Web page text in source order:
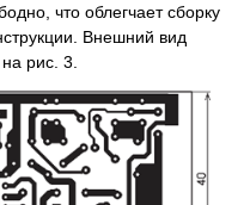
что облегчает сборку
Внешний вид
рис. 3.